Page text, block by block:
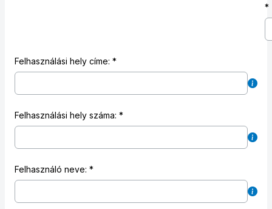
Felhasználási hely címe:
Felhasználási hely száma:
Felhasználó neve: